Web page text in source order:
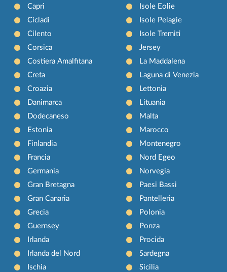
Capri
Cicladi
Cilento
Corsica
Costiera Amalfitana
Creta
Croazia
Danimarca
Dodecaneso
Estonia
Finlandia
Francia
Germania
Gran Bretagna
Gran Canaria
Grecia
Guernsey
Irlanda
Irlanda del Nord
Ischia
Isole Eolie
Isole Pelagie
Isole Tremiti
Jersey
La Maddalena
Laguna di Venezia
Lettonia
Lituania
Malta
Marocco
Montenegro
Nord Egeo
Norvegia
Paesi Bassi
Pantelleria
Polonia
Ponza
Procida
Sardegna
Sicilia